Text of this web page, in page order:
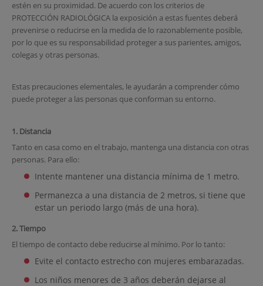
estén en su proximidad. De acuerdo con los criterios de
PROTECCIÓN RADIOLÓGICA la exposición a estas fuentes deberá
prevenirse o reducirse en la medida de lo razonablemente posible,
por lo que es su responsabilidad proteger a sus parientes, amigos,
colegas y otras personas.
Estas precauciones elementales, le ayudarán a comprender cómo
puede proteger a las personas que conforman su entorno.
1. Distancia
Tanto en casa como en el trabajo, mantenga una distancia con otras
personas. Para ello:
Intente mantener una distancia mínima de 1 metro.
Permanezca a una distancia de 2 metros, si tiene que
estar un periodo largo (más de una hora).
2. Tiempo
El tiempo de contacto debe reducirse al mínimo. Por lo tanto:
Evite el contacto estrecho con mujeres embarazadas.
Los niños menores de 3 años deberán dejarse al